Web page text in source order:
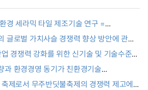
경 세라믹 타일 제조기술 연구 =
of environment friendly ceramic tile
글로벌 가치사슬 경쟁력 향상 방안에 관한
Improvement of Global Value Chain
Korea's Shipbuilding Industry
경쟁력 강화를 위한 신기술 및 기술수준
과 환경경영 동기가 친환경기술
기술 도입의도에 미치는 영향 = The effect
and environmental management
제로서 무주반딧불축제의 경쟁력 제고에